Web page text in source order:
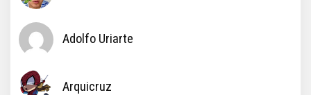
Adolfo Uriarte
Arquicruz